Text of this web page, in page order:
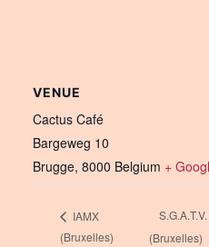
VENUE
Cactus Café
Bargeweg 10
Brugge, 8000 Belgium +
IAMX
(Bruxelles)
(Bruxelles)